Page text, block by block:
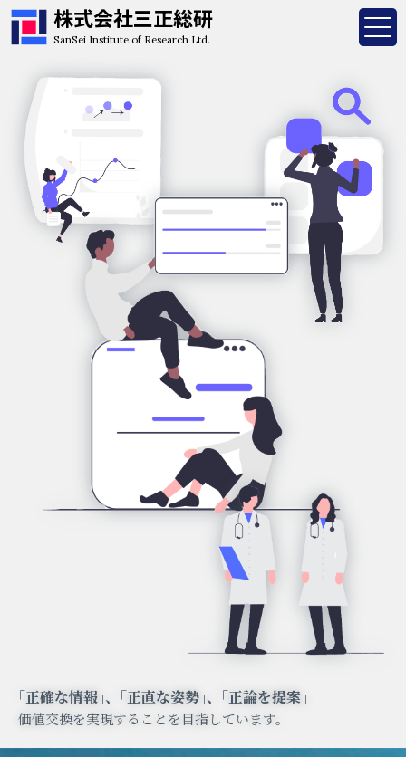
株式会社三正総研
SanSei Institute of Research Ltd.
｢正確な情報｣、｢正直な姿勢｣、｢正論を提案｣
価値交換を実現することを目指しています。